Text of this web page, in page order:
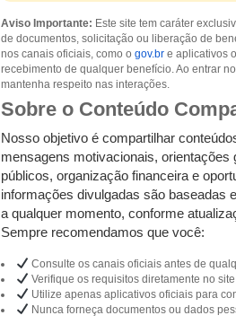
Aviso Importante: Este site tem caráter
de documentos, solicitação ou liberação de
nos canais oficiais, como o gov.br e aplicativos
recebimento de qualquer benefício. Ao entrar
mantenha respeito nas interações.
Sobre o Conteúdo
Nosso objetivo é compartilhar
mensagens motivacionais,
públicos, organização financeira e
informações divulgadas são baseadas
a qualquer momento, conforme
Sempre recomendamos que você:
Consulte os canais oficiais antes de
Verifique os requisitos diretamente no
Utilize apenas aplicativos oficiais para
Nunca forneça documentos ou dados